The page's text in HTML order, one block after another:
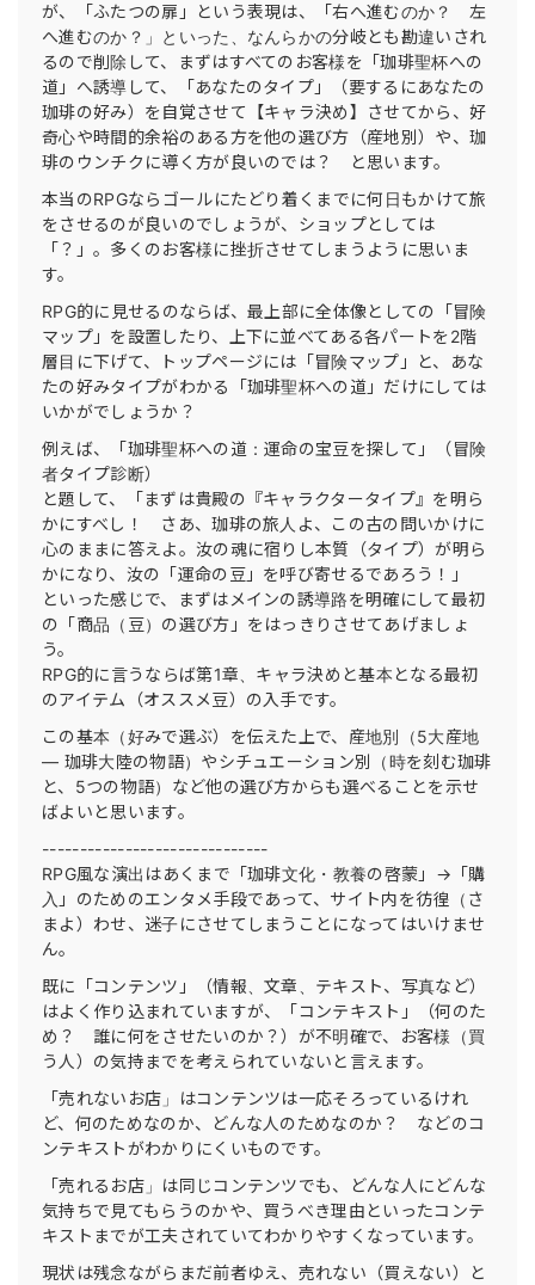
が、「ふたつの扉」という表現は、「右へ進むのか？ 左
へ進むのか？」といった、なんらかの分岐とも勘違いされ
るので削除して、まずはすべてのお客様を「珈琲聖杯への
道」へ誘導して、「あなたのタイプ」（要するにあなたの
珈琲の好み）を自覚させて【キャラ決め】させてから、好
奇心や時間的余裕のある方を他の選び方（産地別）や、珈
琲のウンチクに導く方が良いのでは？ と思います。
本当のRPGならゴールにたどり着くまでに何日もかけて旅
をさせるのが良いのでしょうが、ショップとしては
「？」。多くのお客様に挫折させてしまうように思いま
す。
RPG的に見せるのならば、最上部に全体像としての「冒険
マップ」を設置したり、上下に並べてある各パートを2階
層目に下げて、トップページには「冒険マップ」と、あな
たの好みタイプがわかる「珈琲聖杯への道」だけにしては
いかがでしょうか？
例えば、「珈琲聖杯への道：運命の宝豆を探して」（冒険
者タイプ診断）
と題して、「まずは貴殿の『キャラクタータイプ』を明ら
かにすべし！ さあ、珈琲の旅人よ、この古の問いかけに
心のままに答えよ。汝の魂に宿りし本質（タイプ）が明ら
かになり、汝の「運命の豆」を呼び寄せるであろう！」
といった感じで、まずはメインの誘導路を明確にして最初
の「商品（豆）の選び方」をはっきりさせてあげましょ
う。
RPG的に言うならば第1章、キャラ決めと基本となる最初
のアイテム（オススメ豆）の入手です。
この基本（好みで選ぶ）を伝えた上で、産地別（5大産地
― 珈琲大陸の物語）やシチュエーション別（時を刻む珈琲
と、5つの物語）など他の選び方からも選べることを示せ
ばよいと思います。
------------------------------
RPG風な演出はあくまで「珈琲文化・教養の啓蒙」→「購
入」のためのエンタメ手段であって、サイト内を彷徨（さ
まよ）わせ、迷子にさせてしまうことになってはいけませ
ん。
既に「コンテンツ」（情報、文章、テキスト、写真など）
はよく作り込まれていますが、「コンテキスト」（何のた
め？ 誰に何をさせたいのか？）が不明確で、お客様（買
う人）の気持までを考えられていないと言えます。
「売れないお店」はコンテンツは一応そろっているけれ
ど、何のためなのか、どんな人のためなのか？ などのコ
ンテキストがわかりにくいものです。
「売れるお店」は同じコンテンツでも、どんな人にどんな
気持ちで見てもらうのかや、買うべき理由といったコンテ
キストまでが工夫されていてわかりやすくなっています。
現状は残念ながらまだ前者ゆえ、売れない（買えない）と